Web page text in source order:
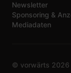
Newsletter
Sponsoring &
Mediadaten
© vorwärts 2026